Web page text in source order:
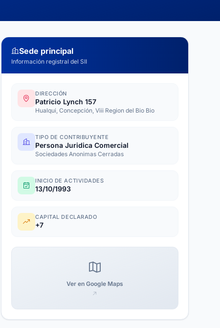
Sede principal
Información registral del SII
DIRECCIÓN
Patricio Lynch 157
Hualqui, Concepción, Viii Region del Bio Bio
TIPO DE CONTRIBUYENTE
Persona Juridica Comercial
Sociedades Anonimas Cerradas
INICIO DE ACTIVIDADES
13/10/1993
CAPITAL DECLARADO
+7
Ver en Google Maps